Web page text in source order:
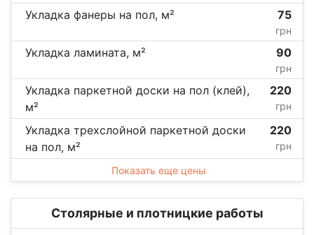
Укладка фанеры на пол, м² 75
грн
Укладка ламината, м² 90
грн
Укладка паркетной доски на пол (клей),
м²
220
грн
Укладка трехслойной паркетной доски
на пол, м²
220
грн
Показать еще цены
Столярные и плотницкие работы